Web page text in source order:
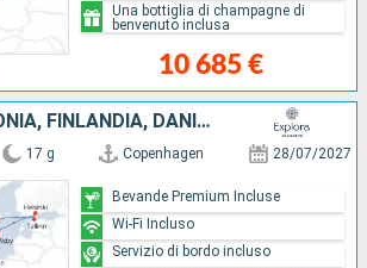
10 685 €
Una bottiglia di champagne di
benvenuto inclusa
GERMANIA, ESTONIA, FINLANDIA, DANIMARCA, SVEZIA, NORVEGIA, REGNO UNITO
17 g Copenhagen 28/07/2027
Bevande Premium Incluse
Wi-Fi Incluso
Servizio di bordo incluso